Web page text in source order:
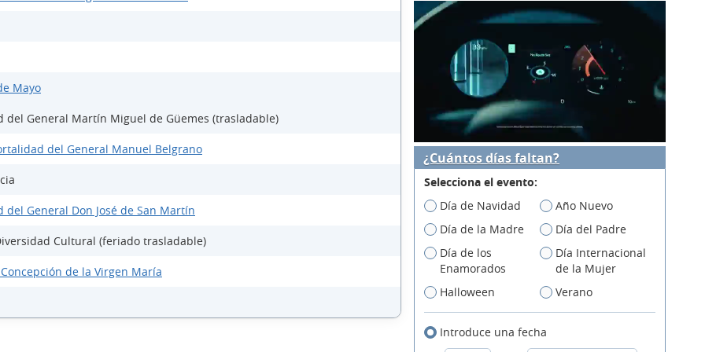
Mayo
del General Martín Miguel de Güemes (trasladable)
del General Manuel Belgrano
del General Don José de San Martín
Cultural (feriado trasladable)
de la Virgen María
¿Cuántos días faltan?
Selecciona el evento:
Día de Navidad
Año Nuevo
Día de la Madre
Día del Padre
Día de los
Enamorados
Día Internacional
de la Mujer
Halloween
Verano
Introduce una fecha